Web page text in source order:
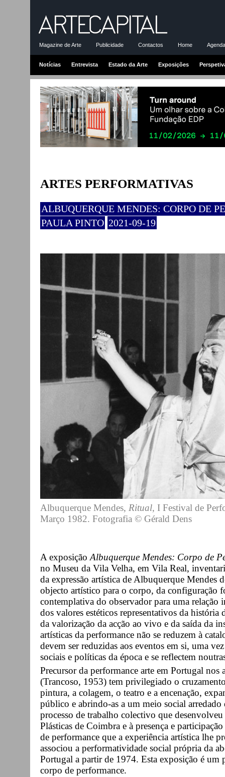
Magazine de Arte Publicidade Contactos Home
Notícias Entrevista Estado da Arte Exposições
ARTES PERFORMATIVAS
ALBUQUERQUE MENDES: CORPO DE
PAULA PINTO 2021-09-19
Albuquerque Mendes, Ritual, I Festival de
Março 1982. Fotografia © Gérald Dens
A exposição Albuquerque Mendes: Corpo de
no Museu da Vila Velha, em Vila Real,
da expressão artística de Albuquerque Mendes
objecto artístico para o corpo, da configuração
contemplativa do observador para uma
dos valores estéticos representativos da história
da valorização da acção ao vivo e da saída da
artísticas da performance não se reduzem à
devem ser reduzidas aos eventos em si, uma
sociais e políticas da época e se reflectem
Precursor da performance arte em Portugal
(Trancoso, 1953) tem privilegiado o
pintura, a colagem, o teatro e a encenação,
público e abrindo-as a um meio social
processo de trabalho colectivo que
Plásticas de Coimbra e à presença e
de performance que a experiência artística lhe
associou a performatividade social própria da
Portugal a partir de 1974. Esta exposição é um
corpo de performance.